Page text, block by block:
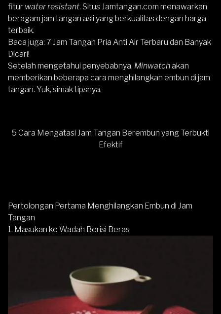
fitur water resistant. Situs Jamtangan.com menawarkan
beragam jam tangan asli yang berkualitas dengan harga
terbaik.
Baca juga: 7 Jam Tangan Pria Anti Air Terbaru dan Banyak
Dicari!
Setelah mengetahui penyebabnya, Minwatchakan
memberikan beberapa cara menghilangkan embun di jam
tangan. Yuk, simak tipsnya.
5 Cara Mengatasi Jam Tangan Berembun yang Terbukti
Efektif
Pertolongan Pertama Menghilangkan Embun di Jam
Tangan
1. Masukan ke Wadah Berisi Beras